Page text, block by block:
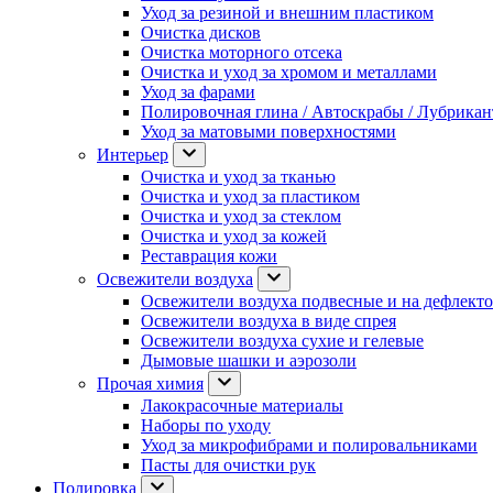
Уход за резиной и внешним пластиком
Очистка дисков
Очистка моторного отсека
Очистка и уход за хромом и металлами
Уход за фарами
Полировочная глина / Автоскрабы /
Уход за матовыми поверхностями
Интерьер
Очистка и уход за тканью
Очистка и уход за пластиком
Очистка и уход за стеклом
Очистка и уход за кожей
Реставрация кожи
Освежители воздуха
Освежители воздуха подвесные и на
Освежители воздуха в виде спрея
Освежители воздуха сухие и гелевые
Дымовые шашки и аэрозоли
Прочая химия
Лакокрасочные материалы
Наборы по уходу
Уход за микрофибрами и полировальниками
Пасты для очистки рук
Полировка